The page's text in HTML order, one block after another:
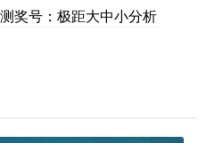
奖号：极距大中小分析